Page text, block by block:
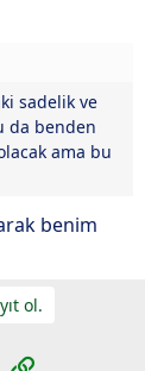
sadelik ve
da benden
ama bu
benim
ol.
Link